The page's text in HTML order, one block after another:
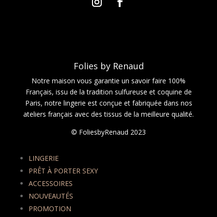
Folies by Renaud
Notre maison vous garantie un savoir faire 100%
Français, issu de la tradition sulfureuse et coquine de
Paris, notre lingerie est conçue et fabriquée dans nos
ateliers français avec des tissus de la meilleure qualité.
© FoliesbyRenaud 2023
LINGERIE
PRÊT À PORTER SEXY
ACCESSOIRES
NOUVEAUTÉS
PROMOTION